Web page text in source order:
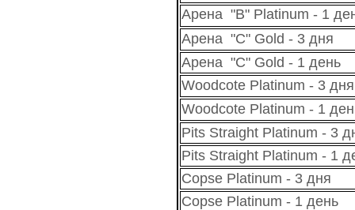
Арена "B" Platinum - 1
Арена "С" Gold - 3 дня
Арена "С" Gold - 1 день
Woodcote Platinum - 3 дня
Woodcote Platinum - 1
Pits Straight Platinum - 3
Pits Straight Platinum - 1
Copse Platinum - 3 дня
Copse Platinum - 1 день